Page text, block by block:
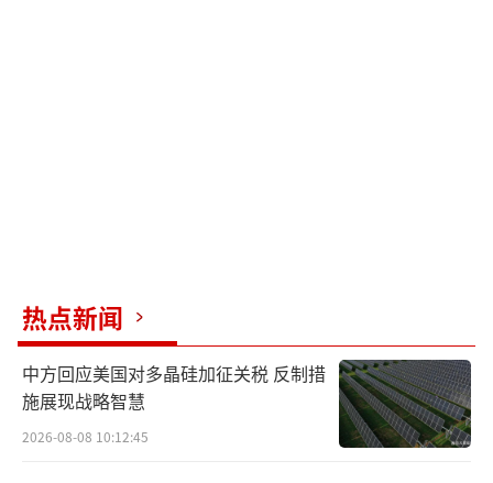
热点新闻
中方回应美国对多晶硅加征关税 反制措
施展现战略智慧
2026-08-08 10:12:45